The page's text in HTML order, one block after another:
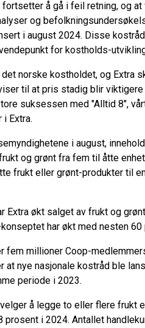
å gå i feil retning, og
og
i august 2024. Disse
for kostholds-
norske kostholdet, og Extra
til at pris stadig blir
suksessen med "Alltid 8",
Extra.
i august,
og grønt fra fem til åtte
frukt eller grønt-produkter til
Extra økt salget av frukt og
har økt med nesten
fem millioner Coop-
at nye nasjonale kostråd ble
periode i 2023.
å legge to eller flere frukt
i 2024. Antallet